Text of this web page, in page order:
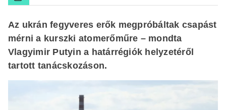
Az ukrán fegyveres erők megpróbáltak csapást
mérni a kurszki atomerőműre – mondta
Vlagyimir Putyin a határrégiók helyzetéről
tartott tanácskozáson.